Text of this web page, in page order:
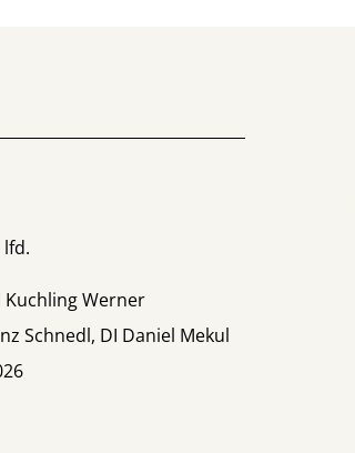
Kuchling Werner
Schnedl, DI Daniel Mekul